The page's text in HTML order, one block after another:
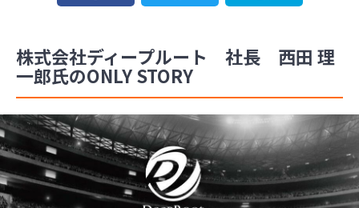
株式会社ディープルート 社長 西田 理
一郎氏のONLY STORY